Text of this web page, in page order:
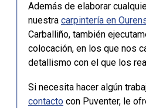
Además de elaborar
nuestra carpintería en
Carballiño, también
colocación, en los que nos
detallismo con el que los
Si necesita hacer algún
contactocon Puventer, le